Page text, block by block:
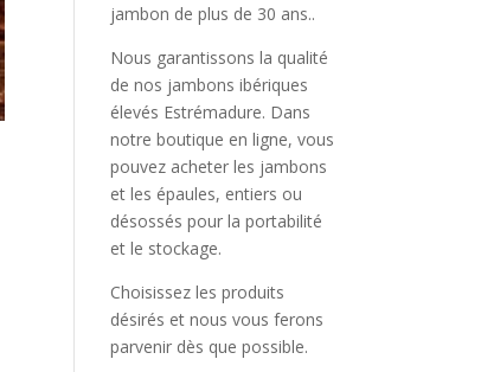
jambon de plus de 30 ans..
Nous garantissons la qualité
de nos jambons ibériques
élevés Estrémadure. Dans
notre boutique en ligne, vous
pouvez acheter les jambons
et les épaules, entiers ou
désossés pour la portabilité
et le stockage.
Choisissez les produits
désirés et nous vous ferons
parvenir dès que possible.